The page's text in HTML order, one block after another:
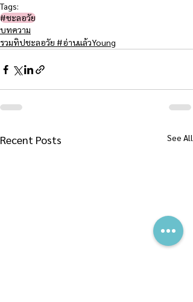
Tags:
#ชะลอวัย​
บทความ
รวมทิปชะลอวัย #อ่านแล้วYoung
Recent Posts See All